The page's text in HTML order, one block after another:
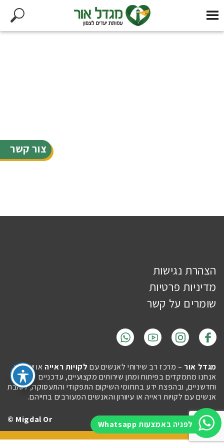
צור קשר
לפניה באמצעות Whatsapp
הצהרת נגישות
מדיניות פרטיות
שומרים על קשר
מגדל אור – מרכז רב שירותי לאנשים עם לקויות ראייה אועיוורון.
אנחנו מתמקדים בפיתוח ומתן שירותים מקצועיים, עדכניים
וחדשניים, ובהפצת ידע בתחומי השיקום התפקודי והתעסוקה, לטובת
אנשים עם לקויות ראייה או עיוורון והאנשים המעורבים בחייהם.
Imaginet
Migdal Or ©